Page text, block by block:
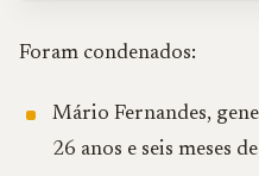
Foram condenados:
Mário Fernandes,
26 anos e seis meses